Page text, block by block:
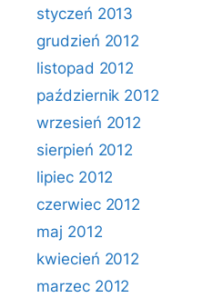
styczeń 2013
grudzień 2012
listopad 2012
październik 2012
wrzesień 2012
sierpień 2012
lipiec 2012
czerwiec 2012
maj 2012
kwiecień 2012
marzec 2012